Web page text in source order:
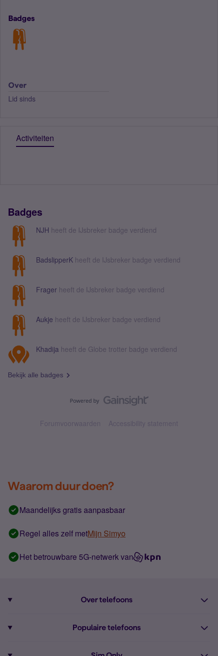
Badges
Over
Lid sinds
Activiteiten
Badges
NJH heeft de IJsbreker badge verdiend
BadslipperK heeft de IJsbreker badge verdiend
Frager heeft de IJsbreker badge verdiend
Aukje heeft de IJsbreker badge verdiend
Khadija heeft de Globe trotter badge verdiend
Bekijk alle badges
Forumvoorwaarden Accessibility statement
Waarom duur doen?
Maandelijks gratis aanpasbaar
Regel alles zelf metMijn Simyo
Het betrouwbare 5G-netwerk van
Over telefoons
Populaire telefoons